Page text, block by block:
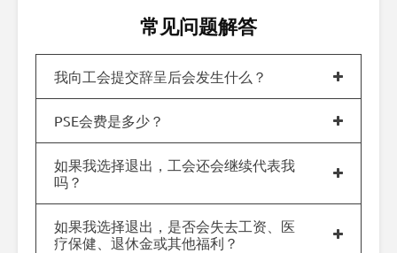
常见问题解答
我向工会提交辞呈后会发生什么？
PSE会费是多少？
如果我选择退出，工会还会继续代表我
吗？
如果我选择退出，是否会失去工资、医
疗保健、退休金或其他福利？